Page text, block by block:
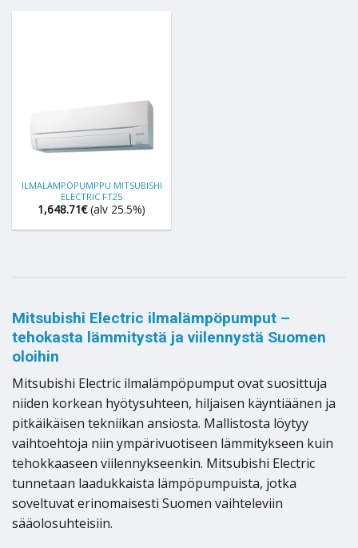
ILMALÄMPÖPUMPPU MITSUBISHI
ELECTRIC FT25
1,648.71€ (alv 25.5%)
Mitsubishi Electric ilmalämpöpumput –
tehokasta lämmitystä ja viilennystä Suomen
oloihin
Mitsubishi Electric ilmalämpöpumput ovat suosittuja
niiden korkean hyötysuhteen, hiljaisen käyntiäänen ja
pitkäikäisen tekniikan ansiosta. Mallistosta löytyy
vaihtoehtoja niin ympärivuotiseen lämmitykseen kuin
tehokkaaseen viilennykseenkin. Mitsubishi Electric
tunnetaan laadukkaista lämpöpumpuista, jotka
soveltuvat erinomaisesti Suomen vaihteleviin
sääolosuhteisiin.